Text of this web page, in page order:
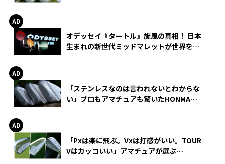
オデッセイ『タートル』旋風の真相！ 日本
生まれの新世代ミッドマレットが世界を席
「ステンレスなのは言われないとわからな
い」プロもアマチュアも驚いたHONMA
「Pxは楽に飛ぶ。Vxは打感がいい。TOUR
Vはカッコいい」アマチュアが選ぶ